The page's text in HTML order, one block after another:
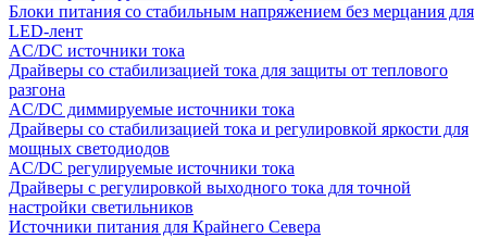
Блоки питания со стабильным напряжением без мерцания для
LED-лент
AC/DC источники тока
Драйверы со стабилизацией тока для защиты от теплового
разгона
AC/DC диммируемые источники тока
Драйверы со стабилизацией тока и регулировкой яркости для
мощных светодиодов
AC/DC регулируемые источники тока
Драйверы с регулировкой выходного тока для точной
настройки светильников
Источники питания для Крайнего Севера